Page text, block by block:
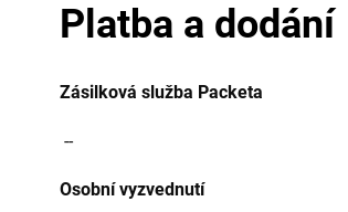
Platba a dodání
Zásilková služba Packeta
--
Osobní vyzvednutí